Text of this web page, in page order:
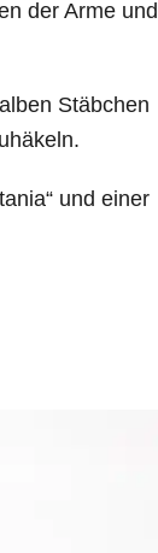
der Arme und
Stäbchen
und einer